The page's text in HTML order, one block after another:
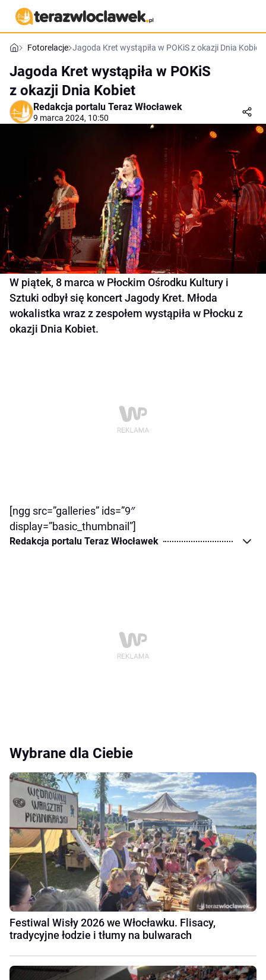
Fotorelacje Jagoda Kret wystąpiła w POKiS z okazji Dnia Kobiet
Jagoda Kret wystąpiła w POKiS
z okazji Dnia Kobiet
Redakcja portalu Teraz Włocławek
9 marca 2024, 10:50
W piątek, 8 marca w Płockim Ośrodku Kultury i
Sztuki odbył się koncert Jagody Kret. Młoda
wokalistka wraz z zespołem wystąpiła w Płocku z
okazji Dnia Kobiet.
[ngg src=”galleries” ids=”9″
display=”basic_thumbnail”]
Redakcja portalu Teraz Włocławek
Wybrane dla Ciebie
Festiwal Wisły 2026 we Włocławku. Flisacy,
tradycyjne łodzie i tłumy na bulwarach